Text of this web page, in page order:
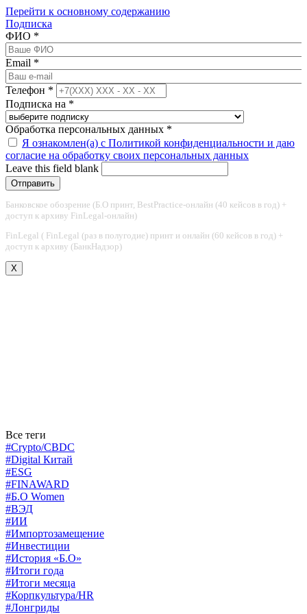
Перейти к основному содержанию
Подписка
ФИО *
Email *
Телефон *
Подписка на *
Обработка персональных данных *
Я ознакомлен(а) с Политикой конфиденциальности и даю
согласие на обработку своих персональных данных
Leave this field blank
Банковское обозрение (Б.О принт, BestPractice-онлайн (40 кейсов в год) +
доступ к архиву FinLegal-онлайн)
FinLegal ( FinLegal (раз в полугодие) принт и онлайн (60 кейсов в год) +
доступ к архиву (БанкНадзор)
X
Все теги
#Crypto/CBDC
#Digital Китай
#ESG
#FINAWARD
#Б.О Women
#ВЭД
#ИИ
#Импортозамещение
#Инвестиции
#История «Б.О»
#Итоги года
#Итоги месяца
#Корпкультура/HR
#Лонгриды